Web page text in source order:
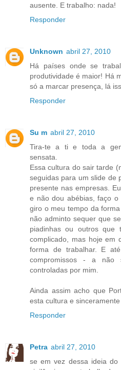
ausente. E trabalho: nada!
Responder
Unknown abril 27, 2010
Há países onde se
produtividade é maior! Há
só a marcar presença, lá
Responder
Su m abril 27, 2010
Tira-te a ti e toda a
sensata.
Essa cultura do sair tarde
seguidas para um slide de
presente nas empresas.
e não dou abébias, faço
giro o meu tempo da
não adminto sequer que
piadinhas ou outros que
complicado, mas hoje em
forma de trabalhar. E
compromissos - a não
controladas por mim.
Ainda assim acho que
esta cultura e
Responder
Petra abril 27, 2010
se em vez dessa ideia do